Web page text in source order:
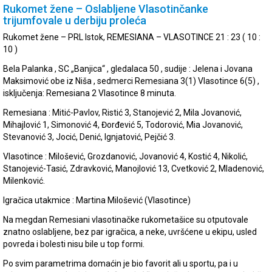
Rukomet žene – Oslabljene Vlasotinčanke
trijumfovale u derbiju proleća
Rukomet žene – PRL Istok, REMESIANA – VLASOTINCE 21 : 23 ( 10 :
10 )
Bela Palanka , SC „Banjica“ , gledalaca 50 , sudije : Jelena i Jovana
Maksimović obe iz Niša , sedmerci Remesiana 3(1) Vlasotince 6(5) ,
isključenja: Remesiana 2 Vlasotince 8 minuta.
Remesiana : Mitić-Pavlov, Ristić 3, Stanojević 2, Mila Jovanović,
Mihajlović 1, Simonović 4, Đorđević 5, Todorović, Mia Jovanović,
Stevanović 3, Jocić, Denić, Ignjatović, Pejčić 3.
Vlasotince : Milošević, Grozdanović, Jovanović 4, Kostić 4, Nikolić,
Stanojević-Tasić, Zdravković, Manojlović 13, Cvetković 2, Mladenović,
Milenković.
Igračica utakmice : Martina Milošević (Vlasotince)
Na megdan Remesiani vlasotinačke rukometašice su otputovale
znatno oslabljene, bez par igračica, a neke, uvršćene u ekipu, usled
povreda i bolesti nisu bile u top formi.
Po svim parametrima domaćin je bio favorit ali u sportu, pa i u